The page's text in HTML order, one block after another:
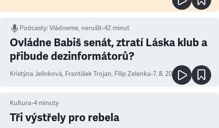
Podcasty:Vládneme, nerušit•42 minut
Ovládne Babiš senát, ztratí Láska klub a
přibude dezinformátorů?
Kristýna Jelínková, František Trojan, Filip Zelenka•7. 8. 2026
Kultura•4 minuty
Tři výstřely pro rebela